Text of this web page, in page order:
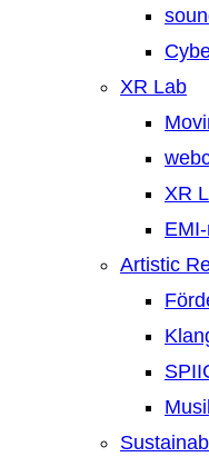
XR Lab
XR
Artistic